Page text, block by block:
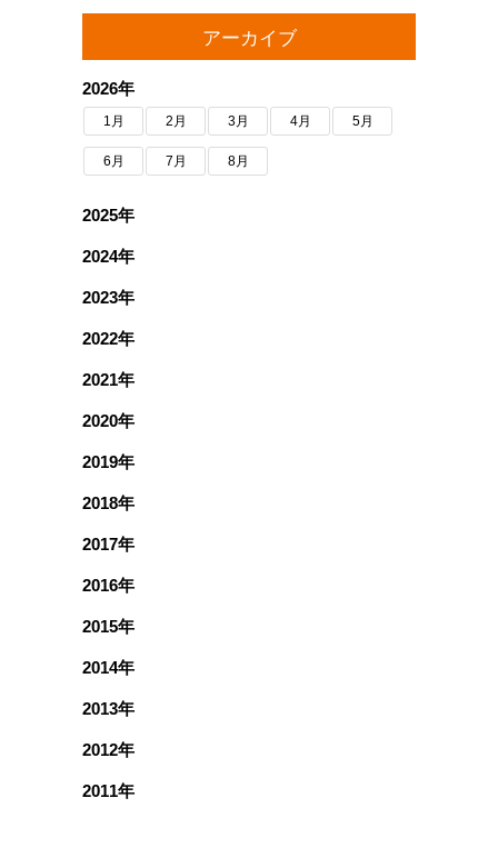
アーカイブ
2026年
1月 2月 3月 4月 5月
6月 7月 8月
2025年
2024年
2023年
2022年
2021年
2020年
2019年
2018年
2017年
2016年
2015年
2014年
2013年
2012年
2011年